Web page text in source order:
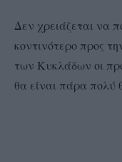
Δεν χρειάζεται να
κοντινότερο προς
των Κυκλάδων οι
θα είναι πάρα πολύ